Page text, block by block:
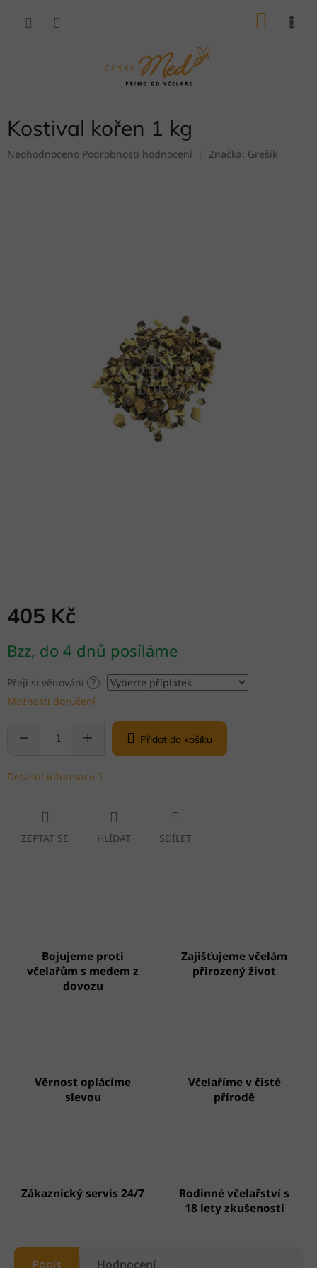
Kostival kořen 1 kg
Průměrné
Neohodnoceno Podrobnosti hodnocení Značka: Grešík
405 Kč
cena:
Bzz, do 4 dnů posíláme
Přeji si věnování ?
Možnosti doručení
Přidat do košíku
Detailní informace
ZEPTAT SE HLÍDAT SDÍLET
Bojujeme proti
včelařům s medem z
dovozu
Zajišťujeme včelám
přirozený život
Věrnost oplácíme
slevou
Včelaříme v čisté
přírodě
Zákaznický servis 24/7
Rodinné včelařství s
18 lety zkušeností
Popis Hodnocení